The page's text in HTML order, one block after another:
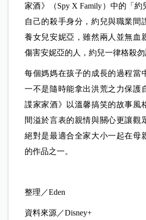
家酒》（Spy X Family）中的「
自己的殺手身分，約兒與職業間
養女兒安妮亞，雖然兩人並無血
傷害安妮亞的人，約兒一律格殺勿
每個媽媽在孩子的成長的過程當
一不是隨時能拿出洪荒之力保護
諜家家酒》以溫馨搞笑的故事風
間溢於言表的親情與關心更讓觀
絕對是最適合全家大小一起在母
的作品之一。
整理／Eden
資料來源／Disney+